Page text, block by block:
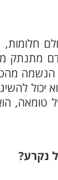
מתנתק
יכול
נקרע?